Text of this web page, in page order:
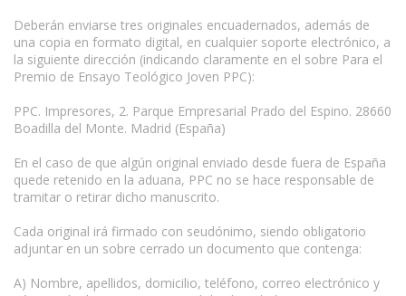
Deberán enviarse tres originales encuadernados, además de
una copia en formato digital, en cualquier soporte electrónico, a
la siguiente dirección (indicando claramente en el sobre Para el
Premio de Ensayo Teológico Joven PPC):
PPC. Impresores, 2. Parque Empresarial Prado del Espino. 28660
Boadilla del Monte. Madrid (España)
En el caso de que algún original enviado desde fuera de España
quede retenido en la aduana, PPC no se hace responsable de
tramitar o retirar dicho manuscrito.
Cada original irá firmado con seudónimo, siendo obligatorio
adjuntar en un sobre cerrado un documento que contenga:
A) Nombre, apellidos, domicilio, teléfono, correo electrónico y